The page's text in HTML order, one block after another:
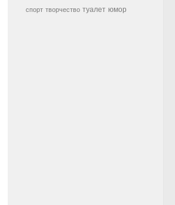
спорт творчество туалет юмор